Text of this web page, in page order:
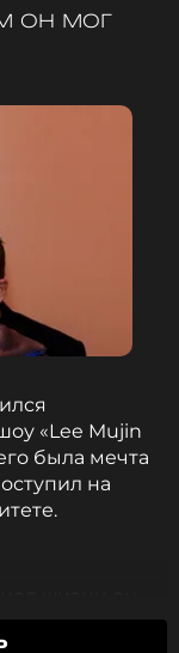
он мог
«Lee Mujin
была мечта
на
жизни он
актера из-за